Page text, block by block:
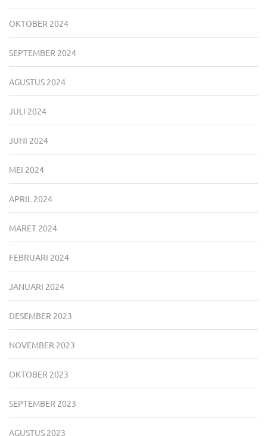
OKTOBER 2024
SEPTEMBER 2024
AGUSTUS 2024
JULI 2024
JUNI 2024
MEI 2024
APRIL 2024
MARET 2024
FEBRUARI 2024
JANUARI 2024
DESEMBER 2023
NOVEMBER 2023
OKTOBER 2023
SEPTEMBER 2023
AGUSTUS 2023